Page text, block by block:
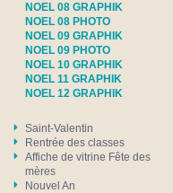
NOEL 08 GRAPHIK
NOEL 08 PHOTO
NOEL 09 GRAPHIK
NOEL 09 PHOTO
NOEL 10 GRAPHIK
NOEL 11 GRAPHIK
NOEL 12 GRAPHIK
Saint-Valentin
Rentrée des classes
Affiche de vitrine Fête des
mères
Nouvel An